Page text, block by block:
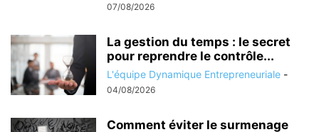
07/08/2026
La gestion du temps : le secret
pour reprendre le contrôle...
L'équipe Dynamique Entrepreneuriale -
04/08/2026
Comment éviter le surmenage